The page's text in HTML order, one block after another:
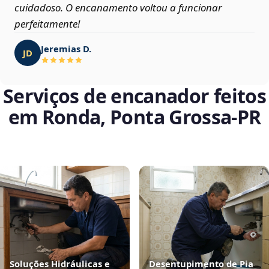
cuidadoso. O encanamento voltou a funcionar
perfeitamente!
JD Jeremias D.
Serviços de encanador feitos
em Ronda, Ponta Grossa‑PR
Soluções Hidráulicas e
Desentupimento de Pia